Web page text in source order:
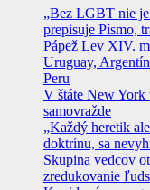
„Bez LGBT nie
prepisuje Písmo,
Pápež Lev XIV.
Uruguay,
Peru
V štáte New York
samovražde
„Každý heretik
doktrínu, sa
Skupina vedcov
zredukovanie